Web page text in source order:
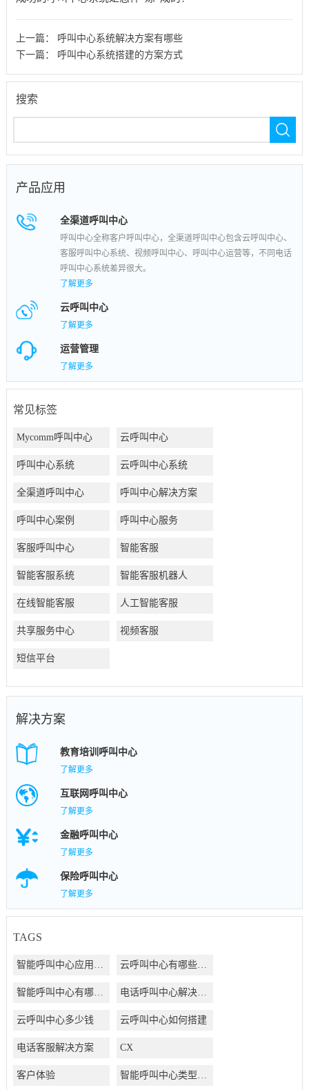
上一篇： 呼叫中心系统解决方案有哪些
下一篇： 呼叫中心系统搭建的方案方式
搜索
产品应用
全渠道呼叫中心
呼叫中心全称客户呼叫中心，全渠道呼叫中心包含云呼叫中心、
客服呼叫中心系统、视频呼叫中心、呼叫中心运营等，不同电话
呼叫中心系统差异很大。
了解更多
云呼叫中心
了解更多
运营管理
了解更多
常见标签
Mycomm呼叫中心 云呼叫中心
呼叫中心系统 云呼叫中心系统
全渠道呼叫中心 呼叫中心解决方案
呼叫中心案例 呼叫中心服务
客服呼叫中心 智能客服
智能客服系统 智能客服机器人
在线智能客服 人工智能客服
共享服务中心 视频客服
短信平台
解决方案
教育培训呼叫中心
了解更多
互联网呼叫中心
了解更多
金融呼叫中心
了解更多
保险呼叫中心
了解更多
TAGS
智能呼叫中心应用方案 云呼叫中心有哪些好处
智能呼叫中心有哪些好处 电话呼叫中心解决方案
云呼叫中心多少钱 云呼叫中心如何搭建
电话客服解决方案 CX
客户体验 智能呼叫中心类型有哪些